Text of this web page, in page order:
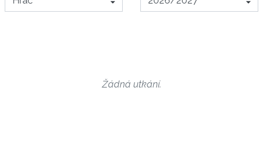
Žádná utkání.